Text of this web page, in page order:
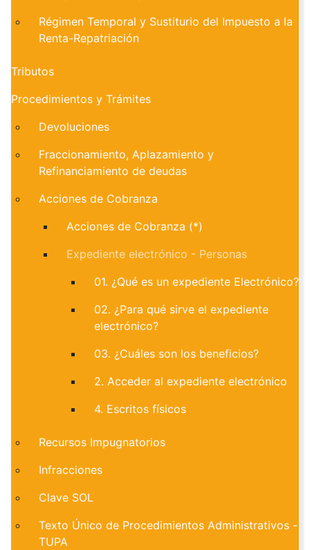
Régimen Temporal y Sustiturio del Impuesto a la
Renta-Repatriación
Tributos
Procedimientos y Trámites
Devoluciones
Fraccionamiento, Aplazamiento y
Refinanciamiento de deudas
Acciones de Cobranza
Acciones de Cobranza (*)
Expediente electrónico - Personas
01. ¿Qué es un expediente Electrónico?
02. ¿Para qué sirve el expediente
electrónico?
03. ¿Cuáles son los beneficios?
2. Acceder al expediente electrónico
4. Escritos físicos
Recursos Impugnatorios
Infracciones
Clave SOL
Texto Único de Procedimientos Administrativos -
TUPA